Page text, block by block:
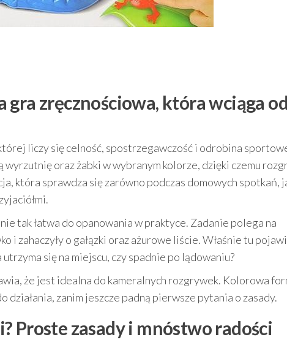
gra zręcznościowa, która wciąga od
liczy się celność, spostrzegawczość i odrobina
oraz żabki w wybranym kolorze, dzięki czemu
która sprawdza się zarówno podczas domowych spotkań,
tak łatwa do opanowania w praktyce. Zadanie polega na
i zahaczyły o gałązki oraz ażurowe liście. Właśnie tu
się na miejscu, czy spadnie po lądowaniu?
że jest idealna do kameralnych rozgrywek. Kolorowa
działania, zanim jeszcze padną pierwsze pytania o zasady.
Proste zasady i mnóstwo radości